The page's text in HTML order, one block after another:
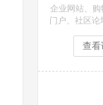
企业网站、
门户、社区论
查看